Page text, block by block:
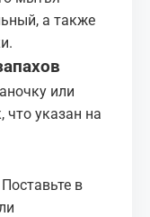
а также
или
что указан на
в